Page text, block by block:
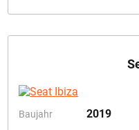
Baujahr 2019